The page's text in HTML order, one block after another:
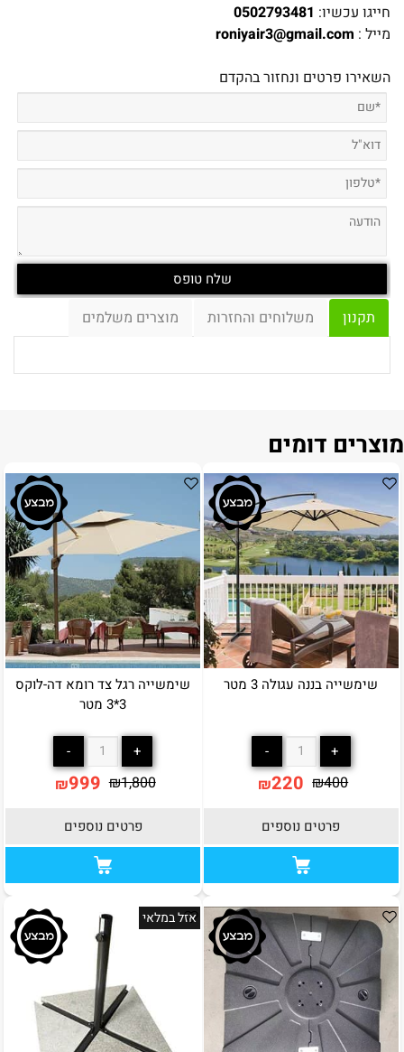
חייגו עכשיו: 0502793481
מייל : roniyair3@gmail.com
השאירו פרטים ונחזור בהקדם
תקנון משלוחים והחזרות מוצרים משלמים
מוצרים דומים
שימשייה בננה עגולה 3 מטר
₪400
₪220
פרטים נוספים
שימשייה רגל צד רומא דה-לוקס
3*3 מטר
₪1,800
₪999
פרטים נוספים
אזל במלאי